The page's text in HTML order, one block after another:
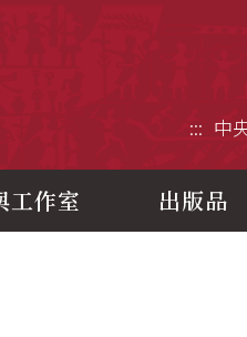
::: 中
工作室 出版品